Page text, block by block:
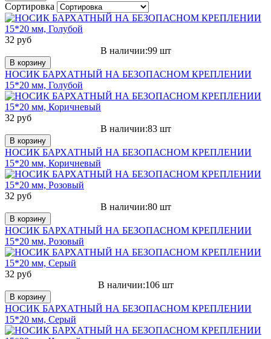
Сортировка
32 руб
В наличии:99 шт
В корзину
НОСИК БАРХАТНЫЙ НА БЕЗОПАСНОМ КРЕПЛЕНИИ
15*20 мм, Голубой
32 руб
В наличии:83 шт
В корзину
НОСИК БАРХАТНЫЙ НА БЕЗОПАСНОМ КРЕПЛЕНИИ
15*20 мм, Коричневый
32 руб
В наличии:80 шт
В корзину
НОСИК БАРХАТНЫЙ НА БЕЗОПАСНОМ КРЕПЛЕНИИ
15*20 мм, Розовый
32 руб
В наличии:106 шт
В корзину
НОСИК БАРХАТНЫЙ НА БЕЗОПАСНОМ КРЕПЛЕНИИ
15*20 мм, Серый